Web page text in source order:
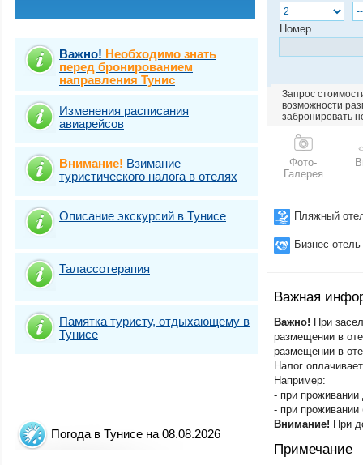
Важно! Необходимо знать
перед бронированием
направления Тунис
Изменения расписания
авиарейсов
Внимание! Взимание
туристического налога в отелях
Описание экскурсий в Тунисе
Талассотерапия
Памятка туристу, отдыхающему в
Тунисе
Погода в Тунисе на 08.08.2026
Номер
Запрос
возможности
забронировать
Фото-
Галерея
Пляжный
Бизнес-отель
Важная
Важно! При
размещении в
размещении в
Налог
Например:
- при проживании
- при проживании
Внимание! При
Примечание